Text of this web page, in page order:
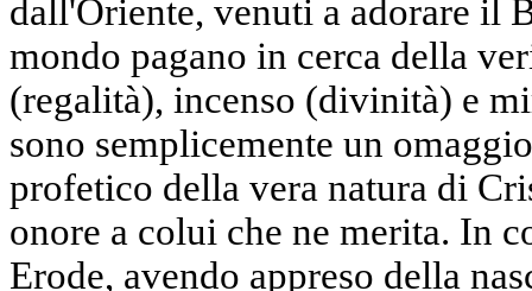
dall'Oriente, venuti a adorare il
mondo pagano in cerca della
(regalità), incenso (divinità) e
sono semplicemente un
profetico della vera natura di
onore a colui che ne merita. In
Erode, avendo appreso della